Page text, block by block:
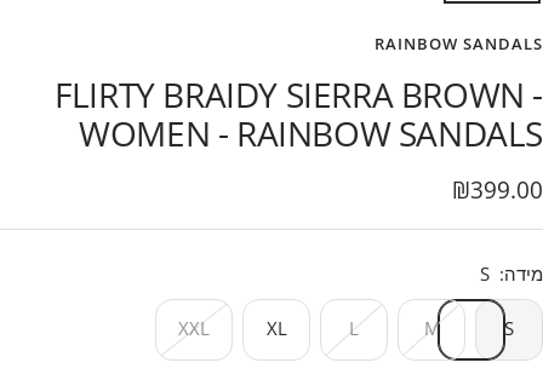
RAINBOW SANDALS
FLIRTY BRAIDY SIERRA BROWN -
WOMEN - RAINBOW SANDALS
מבצע
₪399.00
מידה: S
S
M
L
XL
XXL